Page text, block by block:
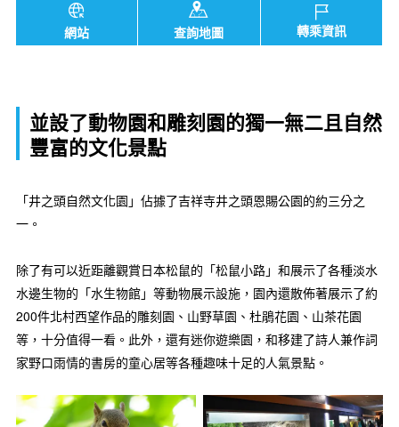
網站 查詢地圖 轉乘資訊
並設了動物園和雕刻園的獨一無二且自然
豐富的文化景點
「井之頭自然文化園」佔據了吉祥寺井之頭恩賜公園的約三分之
一。
除了有可以近距離觀賞日本松鼠的「松鼠小路」和展示了各種淡水
水邊生物的「水生物館」等動物展示設施，園內還散佈著展示了約
200件北村西望作品的雕刻園、山野草園、杜鵑花園、山茶花園
等，十分值得一看。此外，還有迷你遊樂園，和移建了詩人兼作詞
家野口雨情的書房的童心居等各種趣味十足的人氣景點。